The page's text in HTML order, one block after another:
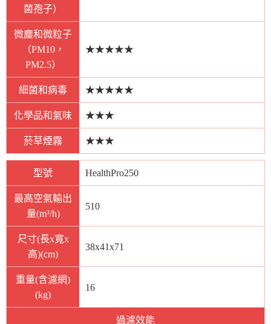
菌孢子）
微塵和微粒子
（PM10，
PM2.5）
★★★★★
細菌和病毒 ★★★★★
化學品和氣味 ★★★
菸草煙霧 ★★★
型號 HealthPro250
最高空氣輸出
量(m³/h)
510
尺寸(長x寬x
高)(cm)
38x41x71
重量(含濾網)
(kg)
16
過濾效能